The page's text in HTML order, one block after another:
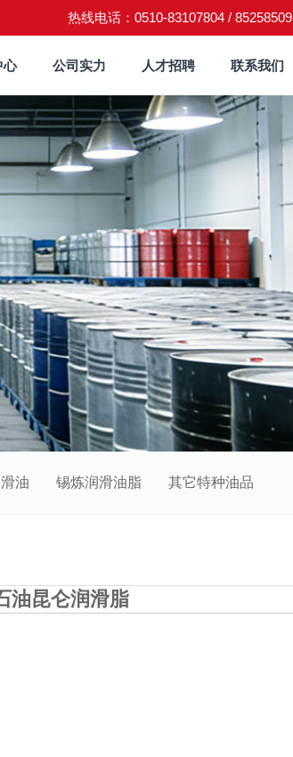
热线电话：0510-83107804 / 85258509
心 公司实力 人才招聘 联系我们
油 锡炼润滑油脂 其它特种油品
油昆仑润滑脂